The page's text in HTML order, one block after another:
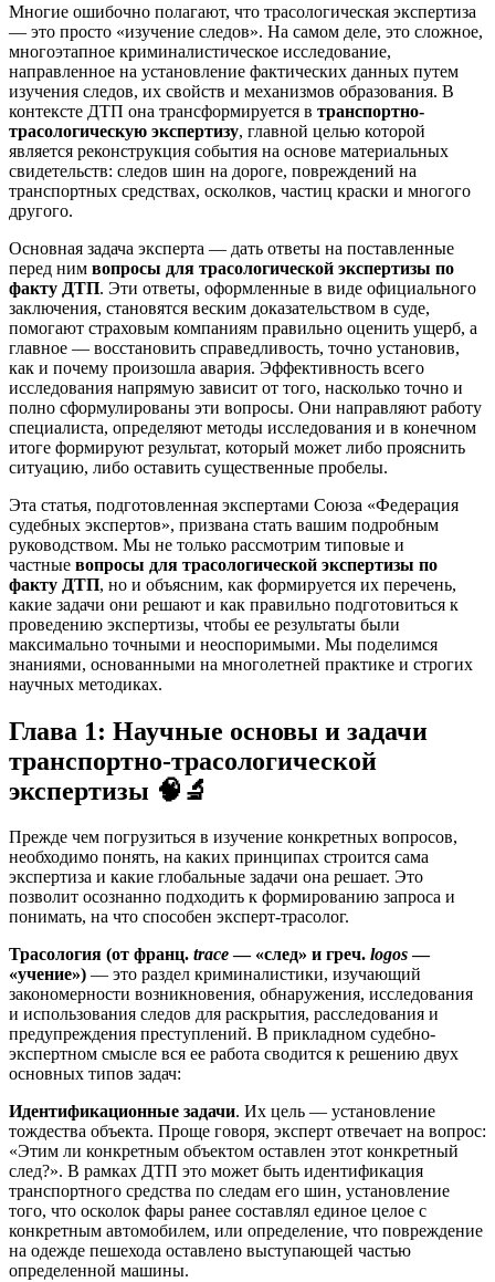
Многие ошибочно полагают, что трасологическая экспертиза
— это просто «изучение следов». На самом деле, это сложное,
многоэтапное криминалистическое исследование,
направленное на установление фактических данных путем
изучения следов, их свойств и механизмов образования. В
контексте ДТП она трансформируется в транспортно-
трасологическую экспертизу, главной целью которой
является реконструкция события на основе материальных
свидетельств: следов шин на дороге, повреждений на
транспортных средствах, осколков, частиц краски и многого
другого.
Основная задача эксперта — дать ответы на поставленные
перед ним вопросы для трасологической экспертизы по
факту ДТП. Эти ответы, оформленные в виде официального
заключения, становятся веским доказательством в суде,
помогают страховым компаниям правильно оценить ущерб, а
главное — восстановить справедливость, точно установив,
как и почему произошла авария. Эффективность всего
исследования напрямую зависит от того, насколько точно и
полно сформулированы эти вопросы. Они направляют работу
специалиста, определяют методы исследования и в конечном
итоге формируют результат, который может либо прояснить
ситуацию, либо оставить существенные пробелы.
Эта статья, подготовленная экспертами Союза «Федерация
судебных экспертов», призвана стать вашим подробным
руководством. Мы не только рассмотрим типовые и
частные вопросы для трасологической экспертизы по
факту ДТП, но и объясним, как формируется их перечень,
какие задачи они решают и как правильно подготовиться к
проведению экспертизы, чтобы ее результаты были
максимально точными и неоспоримыми. Мы поделимся
знаниями, основанными на многолетней практике и строгих
научных методиках.
Глава 1: Научные основы и задачи
транспортно-трасологической
экспертизы 🧠🔬
Прежде чем погрузиться в изучение конкретных вопросов,
необходимо понять, на каких принципах строится сама
экспертиза и какие глобальные задачи она решает. Это
позволит осознанно подходить к формированию запроса и
понимать, на что способен эксперт-трасолог.
Трасология (от франц. trace— «след» и греч. logos—
«учение») — это раздел криминалистики, изучающий
закономерности возникновения, обнаружения, исследования
и использования следов для раскрытия, расследования и
предупреждения преступлений. В прикладном судебно-
экспертном смысле вся ее работа сводится к решению двух
основных типов задач:
Идентификационные задачи. Их цель — установление
тождества объекта. Проще говоря, эксперт отвечает на вопрос:
«Этим ли конкретным объектом оставлен этот конкретный
след?». В рамках ДТП это может быть идентификация
транспортного средства по следам его шин, установление
того, что осколок фары ранее составлял единое целое с
конкретным автомобилем, или определение, что повреждение
на одежде пешехода оставлено выступающей частью
определенной машины.